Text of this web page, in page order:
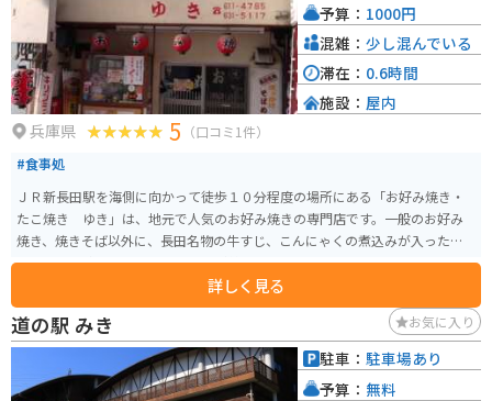
兵庫県 5 （口コミ1件）
#食事処
ＪＲ新長田駅を海側に向かって徒歩１０分程度の場所にある「お好み焼き・
たこ焼き ゆき」は、地元で人気のお好み焼きの専門店です。一般のお好み
焼き、焼きそば以外に、長田名物の牛すじ、こんにゃくの煮込みが入った
「にくてん焼き」、「そばめし」が美味しくいただけます。
詳しく見る
予算： 1000円
混雑： 少し混んでいる
滞在： 0.6時間
施設： 屋内
道の駅 みき お気に入り
駐車： 駐車場あり
予算： 無料